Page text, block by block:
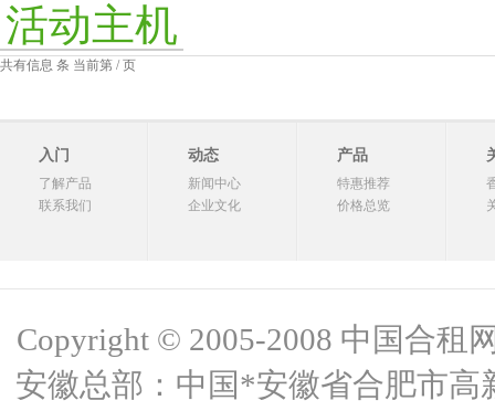
活动主机
共有信息 条 当前第 / 页
入门
了解产品
联系我们
动态
新闻中心
企业文化
产品
特惠推荐
价格总览
Copyright © 2005-2008 中国合租
安徽总部：中国*安徽省合肥市